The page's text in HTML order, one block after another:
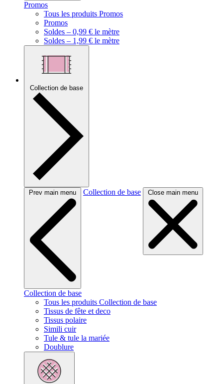
Promos
Tous les produits Promos
Promos
Soldes – 0,99 € le mètre
Soldes – 1,99 € le mètre
Collection de base
Prev main menu Collection de base Close main menu
Collection de base
Tous les produits Collection de base
Tissus de fête et deco
Tissus polaire
Simili cuir
Tule & tule la mariée
Doublure